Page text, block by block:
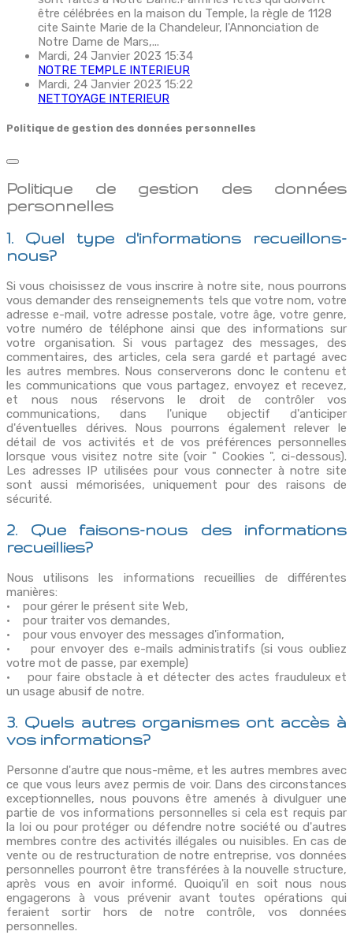
être célébrées en la maison du Temple, la règle de 1128
cite Sainte Marie de la Chandeleur, l'Annonciation de
Notre Dame de Mars,...
Mardi, 24 Janvier 2023 15:34
NOTRE TEMPLE INTERIEUR
Mardi, 24 Janvier 2023 15:22
NETTOYAGE INTERIEUR
Politique de gestion des données personnelles
Politique de gestion des données
personnelles
1. Quel type d'informations recueillons-
nous?
Si vous choisissez de vous inscrire à notre site, nous pourrons
vous demander des renseignements tels que votre nom, votre
adresse e-mail, votre adresse postale, votre âge, votre genre,
votre numéro de téléphone ainsi que des informations sur
votre organisation. Si vous partagez des messages, des
commentaires, des articles, cela sera gardé et partagé avec
les autres membres. Nous conserverons donc le contenu et
les communications que vous partagez, envoyez et recevez,
et nous nous réservons le droit de contrôler vos
communications, dans l'unique objectif d'anticiper
d'éventuelles dérives. Nous pourrons également relever le
détail de vos activités et de vos préférences personnelles
lorsque vous visitez notre site (voir " Cookies ", ci-dessous).
Les adresses IP utilisées pour vous connecter à notre site
sont aussi mémorisées, uniquement pour des raisons de
sécurité.
2. Que faisons-nous des informations
recueillies?
Nous utilisons les informations recueillies de différentes
manières:
• pour gérer le présent site Web,
• pour traiter vos demandes,
• pour vous envoyer des messages d'information,
• pour envoyer des e-mails administratifs (si vous oubliez
votre mot de passe, par exemple)
• pour faire obstacle à et détecter des actes frauduleux et
un usage abusif de notre.
3. Quels autres organismes ont accès à
vos informations?
Personne d'autre que nous-même, et les autres membres avec
ce que vous leurs avez permis de voir. Dans des circonstances
exceptionnelles, nous pouvons être amenés à divulguer une
partie de vos informations personnelles si cela est requis par
la loi ou pour protéger ou défendre notre société ou d'autres
membres contre des activités illégales ou nuisibles. En cas de
vente ou de restructuration de notre entreprise, vos données
personnelles pourront être transférées à la nouvelle structure,
après vous en avoir informé. Quoiqu'il en soit nous nous
engagerons à vous prévenir avant toutes opérations qui
feraient sortir hors de notre contrôle, vos données
personnelles.